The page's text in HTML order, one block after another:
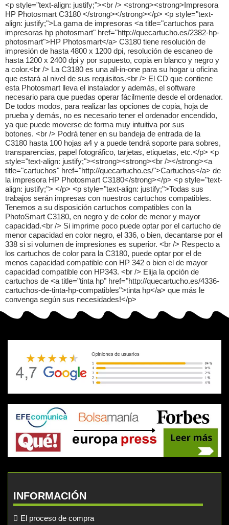
<p style="text-align: justify;"><br /> <strong><strong>Impresora
HP Photosmart C3180 </strong></strong></p> <p style="text-
align: justify;">La gama de impresoras <a title="cartuchos para
impresoras hp photosmart" href="http://quecartucho.es/2382-hp-
photosmart">HP Photosmart</a> C3180 tiene resolución de
impresión de hasta 4800 x 1200 dpi, resolución de escaneo de
hasta 1200 x 2400 dpi y por supuesto, copia en blanco y negro y
a color.<br /> La C3180 es una all-in-one para su hogar u oficina
que estará al nivel de sus requisitos.<br /> El CD que contiene
esta Photosmart lleva el instalador y además, el software
necesario para que puedas operar fácilmente desde el ordenador.
De todos modos, para realizar las opciones de copia, hoja de
prueba y demás, no es necesario tener el ordenador encendido,
ya que puede moverse de forma muy intuitiva por sus
botones. <br /> Podrá tener en su bandeja de entrada de la
C3180 hasta 100 hojas a4 y a puede tendrá soporte para sobres,
transparencias, papel fotográfico, tarjetas, etiquetas, etc.</p> <p
style="text-align: justify;"><strong><strong><br /></strong><a
title="cartuchos" href="http://quecartucho.es/">Cartuchos</a> de
la impresora HP Photosmart C3180</strong></p> <p style="text-
align: justify;"> </p> <p style="text-align: justify;">Todas sus
trabajos serán impresas con nuestros cartuchos compatibles.
Tenemos a su disposición cartuchos compatibles con la
PhotoSmart C3180, en negro y de color de menor y mayor
capacidad.<br /> Si imprime poco puede optar por el cartucho de
menor capacidad en color negro, el 336, o bien, decantarse por el
338 si si volumen de impresiones es superior. <br /> Respecto a
los cartuchos de color para la C3180, puede optar por el de
menos capacidad compatible con HP 342 o bien el de mayor
capacidad compatible con HP343. <br /> Elija la opción de
cartuchos de <a title="tinta hp" href="http://quecartucho.es/4336-
cartuchos-de-tinta-hp-compatibles">tinta hp</a> que más le
convenga según sus necesidades!</p>
INFORMACIÓN
El proceso de compra